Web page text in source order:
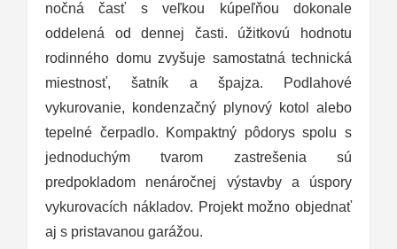
nočná časť s veľkou kúpeľňou dokonale
oddelená od dennej časti. úžitkovú hodnotu
rodinného domu zvyšuje samostatná technická
miestnosť, šatník a špajza. Podlahové
vykurovanie, kondenzačný plynový kotol alebo
tepelné čerpadlo. Kompaktný pôdorys spolu s
jednoduchým tvarom zastrešenia sú
predpokladom nenáročnej výstavby a úspory
vykurovacích nákladov. Projekt možno objednať
aj s pristavanou garážou.